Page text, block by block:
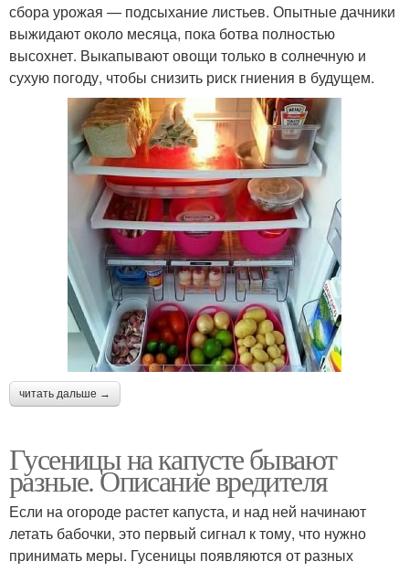
сбора урожая — подсыхание листьев. Опытные дачники
выжидают около месяца, пока ботва полностью
высохнет. Выкапывают овощи только в солнечную и
сухую погоду, чтобы снизить риск гниения в будущем.
читать дальше →
Гусеницы на капусте бывают
разные. Описание вредителя
Если на огороде растет капуста, и над ней начинают
летать бабочки, это первый сигнал к тому, что нужно
принимать меры. Гусеницы появляются от разных